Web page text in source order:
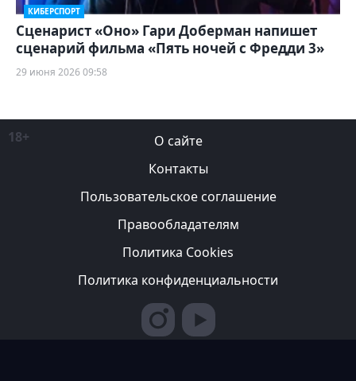
КИБЕРСПОРТ
Сценарист «Оно» Гари Доберман напишет
сценарий фильма «Пять ночей с Фредди 3»
29 июня 2026 09:58
18+
О сайте
Контакты
Пользовательское соглашение
Правообладателям
Политика Cookies
Политика конфиденциальности